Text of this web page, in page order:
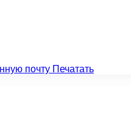
почту Печатать